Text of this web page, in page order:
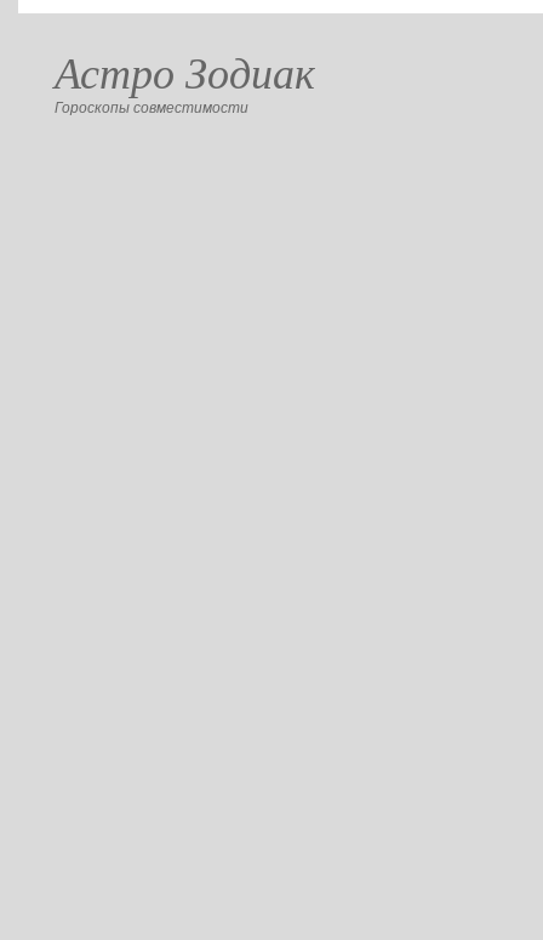
Астро Зодиак
Гороскопы совместимости